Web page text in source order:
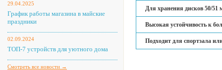
29.04.2025
График работы магазина в майские
праздники
02.09.2024
ТОП-7 устройств для уютного дома
Смотреть все новости →
Для хранения дисков 50/51
Высокая устойчивость к
Подходит для спортзала